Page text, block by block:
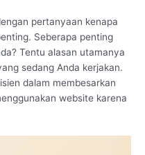
pertanyaan kenapa
Seberapa penting
Tentu alasan utamanya
sedang Anda kerjakan.
dalam membesarkan
website karena